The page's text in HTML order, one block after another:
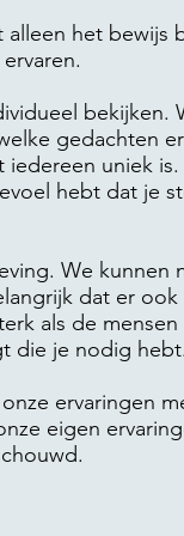
het bewijs
bekijken.
gedachten
uniek
hebt dat je
We kunnen
dat er
als de
die je nodig hebt.
ervaringen
eigen